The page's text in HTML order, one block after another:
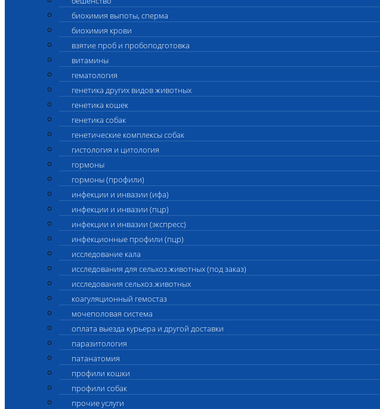
биохимия выпоты, сперма
биохимия крови
взятие проб и пробоподготовка
витамины
гематология
генетика других видов животных
генетика кошек
генетика собак
генетические комплексы собак
гистология и цитология
гормоны
гормоны (профили)
инфекции и инвазии (ифа)
инфекции и инвазии (пцр)
инфекции и инвазии (экспресс)
инфекционные профили (пцр)
исследование кала
исследования для сельхоз.животных (под заказ)
исследования сельхоз.животных
коагуляционный гемостаз
мочеполовая система
оплата выезда курьера и другой доставки
паразитология
патанатомия
профили кошки
профили собак
прочие услуги